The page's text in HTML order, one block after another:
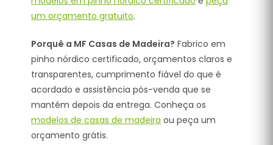
um orçamento gratuito.
Porquê a MF Casas de Madeira? Fabrico em
pinho nórdico certificado, orçamentos claros e
transparentes, cumprimento fiável do que é
acordado e assistência pós-venda que se
mantém depois da entrega. Conheça os
modelos de casas de madeira ou peça um
orçamento grátis.